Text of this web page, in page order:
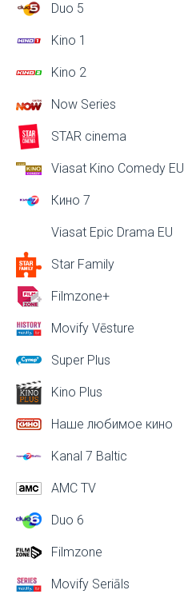
Duo 5
Kino 1
Kino 2
Now Series
STAR cinema
Viasat Kino Comedy EU
Кино 7
Viasat Epic Drama EU
Star Family
Filmzone+
Movify Vēsture
Super Plus
Kino Plus
Наше любимое кино
Kanal 7 Baltic
AMC TV
Duo 6
Filmzone
Movify Seriāls